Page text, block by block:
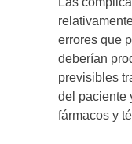
errores que
deberían
previsibles
del paciente
fármacos y